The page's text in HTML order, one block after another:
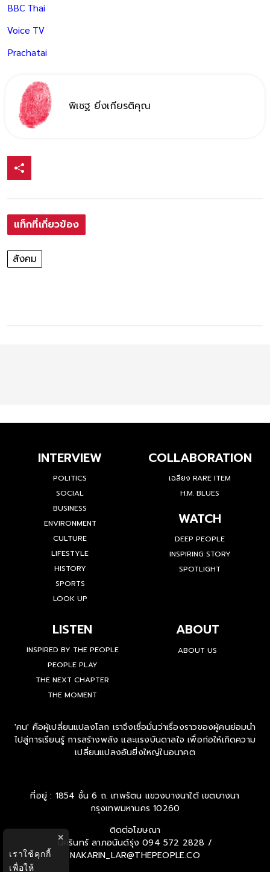
BBC Thai
Voice TV
Prachatai
พิเชฐ ยิ่งเกียรติคุณ
แท็กที่เกี่ยวข้อง
สังคม
INTERVIEW
POLITICS
SOCIAL
BUSINESS
ENVIRONMENT
CULTURE
LIFESTYLE
HISTORY
SPORTS
LOOK UP
COLLABORATION
เฉลียง RARE ITEM
H.M. BLUES
WATCH
DEEP PEOPLE
INSPIRING STORY
SPOTLIGHT
LISTEN
INSPIRED BY THE PEOPLE
PEOPLE PLAY
THE NEXT CHAPTER
THE MOMENT
ABOUT
ABOUT US
'คน' คือผู้เปลี่ยนแปลงโลก เราจึงเชื่อมั่นว่าเรื่องราวของผู้คนย่อมนำ
ไปสู่การเรียนรู้ การสร้างพลัง และแรงบันดาลใจ เพื่อก่อให้เกิดความ
เปลี่ยนแปลงอันยิ่งใหญ่ในอนาคต
ที่อยู่ : 1854 ชั้น 6 ถ. เทพรัตน แขวงบางนาใต้ เขตบางนา
กรุงเทพมหานคร 10260
ติดต่อโฆษณา
นครินทร์ ลาภอนันด์รุ่ง 094 572 2828 /
NAKARIN_LAR@THEPEOPLE.CO
×
เราใช้คุกกี้
เพื่อให้